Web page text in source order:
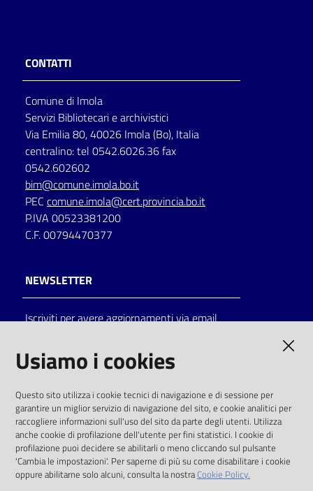
CONTATTI
Comune di Imola
Servizi Bibliotecari e archivistici
Via Emilia 80, 40026 Imola (Bo), Italia
centralino: tel 0542.6026.36 fax
0542.602602
bim@comune.imola.bo.it
PEC comune.imola@cert.provincia.bo.it
P.IVA 00523381200
C.F. 00794470377
NEWSLETTER
Iscriviti per avere aggiornamenti via email
solo alle condizioni previste dalla direttiva
comunitaria 2003/98/CE e dal d.lgs. 36/2006
SOCIAL
Instagram
Usiamo i cookies
Questo sito utilizza i cookie tecnici di navigazione e di sessione per
garantire un miglior servizio di navigazione del sito, e cookie analitici per
raccogliere informazioni sull'uso del sito da parte degli utenti. Utilizza
anche cookie di profilazione dell'utente per fini statistici. I cookie di
profilazione puoi decidere se abilitarli o meno cliccando sul pulsante
'Cambia le impostazioni'. Per saperne di più su come disabilitare i cookie
oppure abilitarne solo alcuni, consulta la nostraCookie Policy.